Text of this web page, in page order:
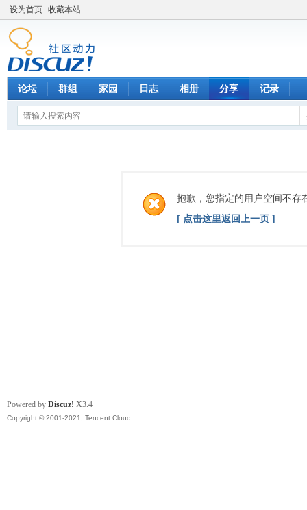
设为首页 收藏本站
论坛 群组 家园 日志 相册 分享 记录
抱歉，您指定的用户空间不存
[ 点击这里返回上一页 ]
Powered by Discuz! X3.4
Copyright © 2001-2021, Tencent Cloud.